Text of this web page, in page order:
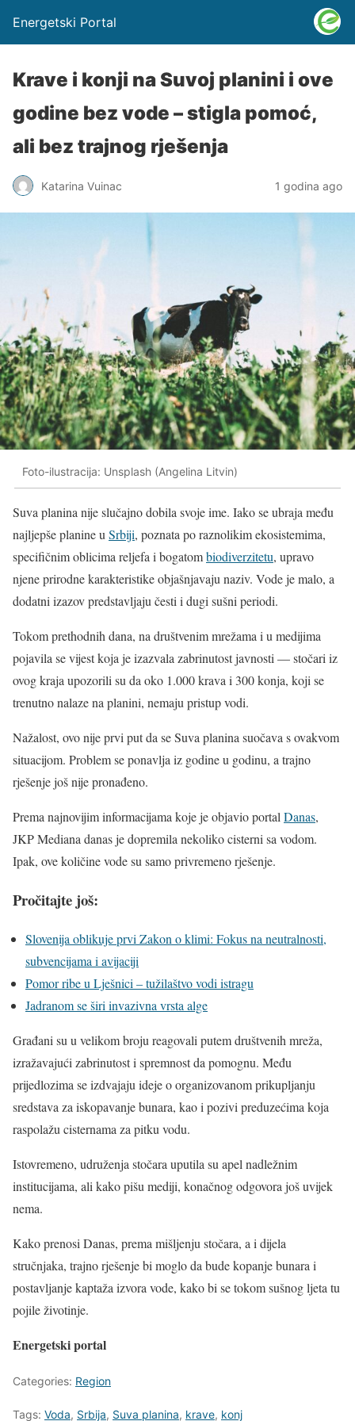
Energetski Portal
Krave i konji na Suvoj planini i ove
godine bez vode – stigla pomoć,
ali bez trajnog rješenja
Katarina Vuinac 1 godina ago
Foto-ilustracija: Unsplash (Angelina Litvin)
Suva planina nije slučajno dobila svoje ime. Iako se ubraja među
najljepše planine uSrbiji, poznata po raznolikim ekosistemima,
specifičnim oblicima reljefa i bogatombiodiverzitetu, upravo
njene prirodne karakteristike objašnjavaju naziv. Vode je malo, a
dodatni izazov predstavljaju česti i dugi sušni periodi.
Tokom prethodnih dana, na društvenim mrežama i u medijima
pojavila se vijest koja je izazvala zabrinutost javnosti — stočari iz
ovog kraja upozorili su da oko 1.000 krava i 300 konja, koji se
trenutno nalaze na planini, nemaju pristup vodi.
Nažalost, ovo nije prvi put da se Suva planina suočava s ovakvom
situacijom. Problem se ponavlja iz godine u godinu, a trajno
rješenje još nije pronađeno.
Prema najnovijim informacijama koje je objavio portalDanas,
JKP Mediana danas je dopremila nekoliko cisterni sa vodom.
Ipak, ove količine vode su samo privremeno rješenje.
Pročitajte još:
Slovenija oblikuje prvi Zakon o klimi: Fokus na neutralnosti,
subvencijama i avijaciji
Pomor ribe u Lješnici – tužilaštvo vodi istragu
Jadranom se širi invazivna vrsta alge
Građani su u velikom broju reagovali putem društvenih mreža,
izražavajući zabrinutost i spremnost da pomognu. Među
prijedlozima se izdvajaju ideje o organizovanom prikupljanju
sredstava za iskopavanje bunara, kao i pozivi preduzećima koja
raspolažu cisternama za pitku vodu.
Istovremeno, udruženja stočara uputila su apel nadležnim
institucijama, ali kako pišu mediji, konačnog odgovora još uvijek
nema.
Kako prenosi Danas, prema mišljenju stočara, a i dijela
stručnjaka, trajno rješenje bi moglo da bude kopanje bunara i
postavljanje kaptaža izvora vode, kako bi se tokom sušnog ljeta tu
pojile životinje.
Energetski portal
Categories: Region
Tags: Voda, Srbija, Suva planina, krave, konj